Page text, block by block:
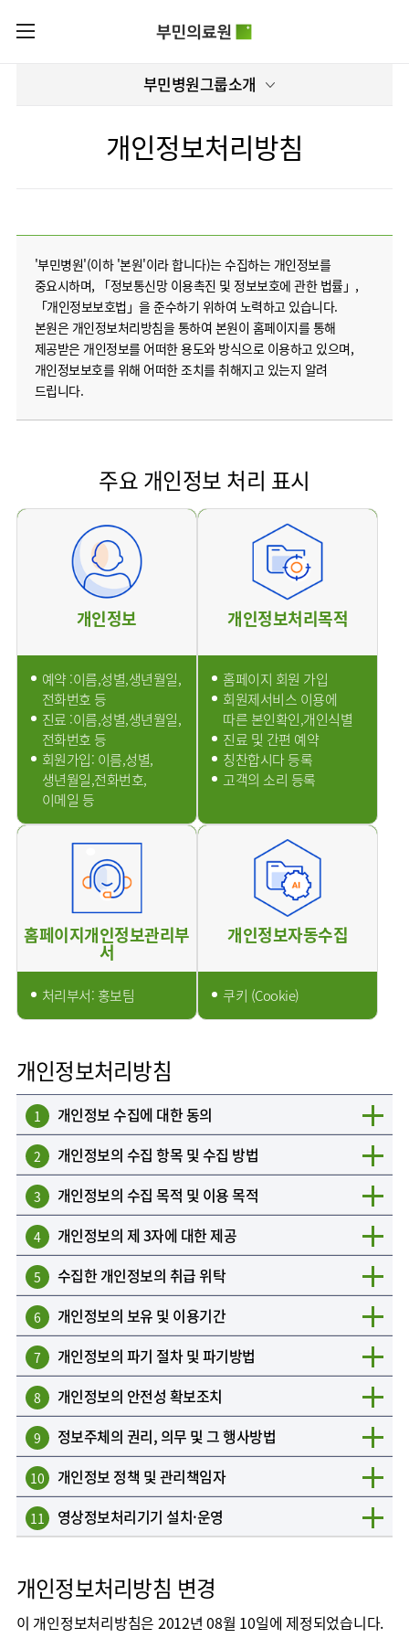
로그인
글로벌
얼라이언스
연혁
조직도
오시는길
의료진
입찰공고
부민병원
40주년
역사관
해운대부민병원
구포부민병원
부민
프레스티지
라이프케어센터
마곡
RUS
CHI
부민병원그룹소개
개인정보처리방침
'부민병원'(이하 '본원'이라 합니다)는 수집하는 개인정보를
중요시하며, 「정보통신망 이용촉진 및 정보보호에 관한 법률」,
「개인정보보호법」을 준수하기 위하여 노력하고 있습니다.
본원은 개인정보처리방침을 통하여 본원이 홈페이지를 통해
제공받은 개인정보를 어떠한 용도와 방식으로 이용하고 있으며,
개인정보보호를 위해 어떠한 조치를 취해지고 있는지 알려
드립니다.
주요 개인정보 처리 표시
개인정보
예약 :이름,성별,생년월일,
전화번호 등
진료 :이름,성별,생년월일,
전화번호 등
회원가입: 이름,성별,
생년월일,전화번호,
이메일 등
개인정보처리목적
홈페이지 회원 가입
회원제서비스 이용에
따른 본인확인,개인식별
진료 및 간편 예약
칭찬합시다 등록
고객의 소리 등록
홈페이지개인정보관리부
서
처리부서: 홍보팀
개인정보자동수집
쿠키 (Cookie)
개인정보처리방침
1 개인정보 수집에 대한 동의
2 개인정보의 수집 항목 및 수집 방법
3 개인정보의 수집 목적 및 이용 목적
4 개인정보의 제 3자에 대한 제공
5 수집한 개인정보의 취급 위탁
6 개인정보의 보유 및 이용기간
7 개인정보의 파기 절차 및 파기방법
8 개인정보의 안전성 확보조치
9 정보주체의 권리, 의무 및 그 행사방법
10 개인정보 정책 및 관리책임자
11 영상정보처리기기 설치·운영
개인정보처리방침 변경
이 개인정보처리방침은 2012년 08월 10일에 제정되었습니다.